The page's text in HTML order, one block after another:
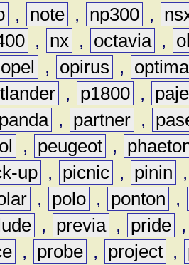
, note , np300 ,
, nx , octavia ,
opel , opirus ,
optima
, p1800 ,
panda , partner ,
, peugeot ,
up , picnic , pinin
, polo , ponton
,
, previa , pride
, probe , project ,